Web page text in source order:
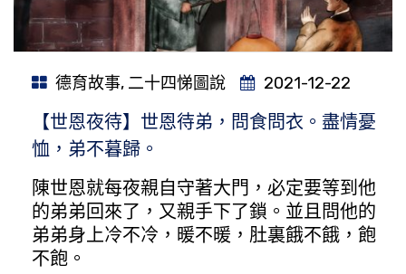
德育故事, 二十四悌圖說 2021-12-22
【世恩夜待】世恩待弟，問食問衣。盡情憂
恤，弟不暮歸。
陳世恩就每夜親自守著大門，必定要等到他
的弟弟回來了，又親手下了鎖。並且問他的
弟弟身上冷不冷，暖不暖，肚裏餓不餓，飽
不飽。